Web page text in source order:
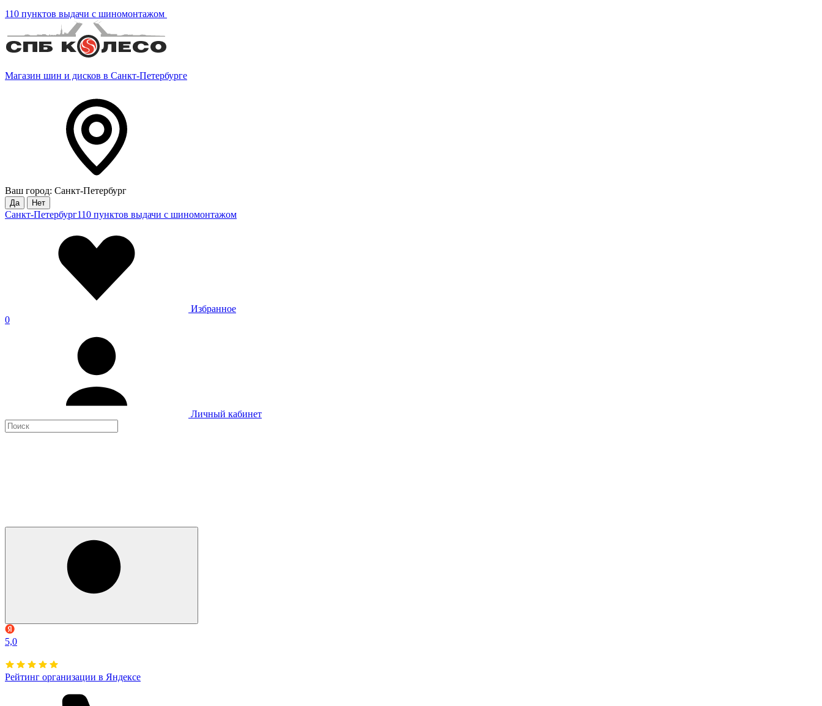
110 пунктов выдачи с шиномонтажом
Магазин шин и дисков в Санкт-Петербурге
Ваш город: Санкт-Петербург
Да Нет
Санкт-Петербург110 пунктов выдачи с шиномонтажом
Избранное
0
Личный кабинет
5,0
Рейтинг организации в Яндексе